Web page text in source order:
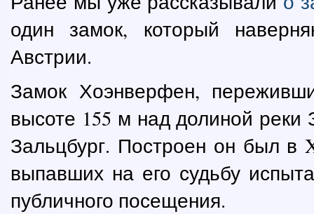
один замок, который
Австрии.
Замок Хоэнверфен,
высоте 155 м над долиной реки
Зальцбург. Построен он был в
выпавших на его судьбу
публичного посещения.